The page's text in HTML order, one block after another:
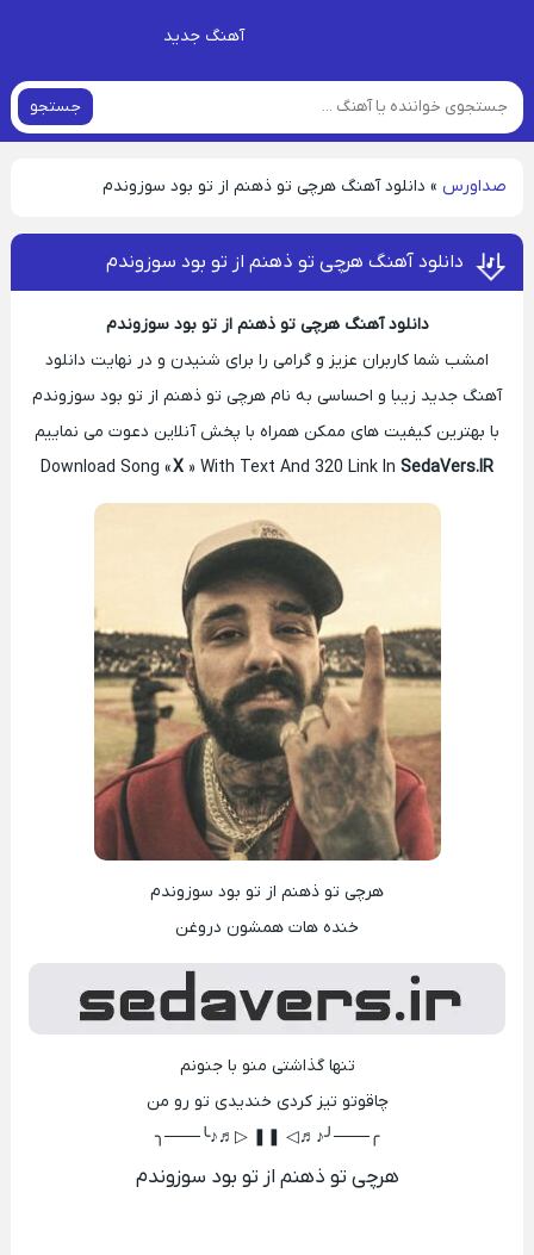
آهنگ جدید
جستجو
صداورس » دانلود آهنگ هرچی تو ذهنم از تو بود سوزوندم
دانلود آهنگ هرچی تو ذهنم از تو بود سوزوندم
دانلود آهنگ هرچی تو ذهنم از تو بود سوزوندم
امشب شما کاربران عزیز و گرامی را برای شنیدن و در نهایت دانلود
آهنگ جدید زیبا و احساسی به نام هرچی تو ذهنم از تو بود سوزوندم
با بهترین کیفیت های ممکن همراه با پخش آنلاین دعوت می نماییم
Download Song «X » With Text And 320 Link In SedaVers.IR
هرچی تو ذهنم از تو بود سوزوندم
خنده هات همشون دروغن
تنها گذاشتی منو با جنونم
چاقوتو تیز‌‌ کردی خندیدی تو رو من
╭───╯♪♬◁ ❚❚ ▷♬♪╰───╮
هرچی تو ذهنم از تو بود سوزوندم